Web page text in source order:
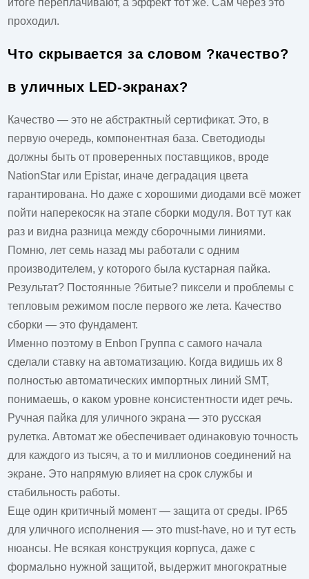
итоге переплачивают, а эффект тот же. Сам через это
проходил.
Что скрывается за словом ?качество?
в уличных LED-экранах?
Качество — это не абстрактный сертификат. Это, в
первую очередь, компонентная база. Светодиоды
должны быть от проверенных поставщиков, вроде
NationStar или Epistar, иначе деградация цвета
гарантирована. Но даже с хорошими диодами всё может
пойти наперекосяк на этапе сборки модуля. Вот тут как
раз и видна разница между сборочными линиями.
Помню, лет семь назад мы работали с одним
производителем, у которого была кустарная пайка.
Результат? Постоянные ?битые? пиксели и проблемы с
тепловым режимом после первого же лета. Качество
сборки — это фундамент.
Именно поэтому в Enbon Группа с самого начала
сделали ставку на автоматизацию. Когда видишь их 8
полностью автоматических импортных линий SMT,
понимаешь, о каком уровне консистентности идет речь.
Ручная пайка для уличного экрана — это русская
рулетка. Автомат же обеспечивает одинаковую точность
для каждого из тысяч, а то и миллионов соединений на
экране. Это напрямую влияет на срок службы и
стабильность работы.
Еще один критичный момент — защита от среды. IP65
для уличного исполнения — это must-have, но и тут есть
нюансы. Не всякая конструкция корпуса, даже с
формально нужной защитой, выдержит многократные